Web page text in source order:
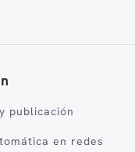
publicación
en redes